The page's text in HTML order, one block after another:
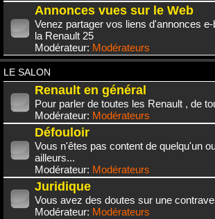
Annonces vues sur le Web
Venez partager vos liens d'annonces
la Renault 25
Modérateur: Modérateurs
LE SALON
Renault en général
Pour parler de toutes les Renault , de
Modérateur: Modérateurs
Défouloir
Vous n'êtes pas content de quelqu'un
ailleurs...
Modérateur: Modérateurs
Juridique
Vous avez des doutes sur une
Modérateur: Modérateurs